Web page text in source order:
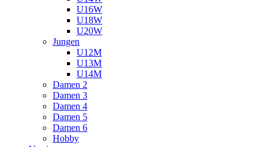
U16W
U18W
U20W
Jungen
U12M
U13M
U14M
Damen 2
Damen 3
Damen 4
Damen 5
Damen 6
Hobby